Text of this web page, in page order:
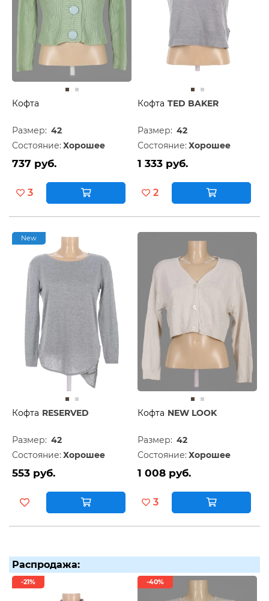
Кофта
Размер: 42
Состояние: Хорошее
737 руб.
3
Кофта TED BAKER
Размер: 42
Состояние: Хорошее
1 333 руб.
2
New
Кофта RESERVED
Размер: 42
Состояние: Хорошее
553 руб.
Кофта NEW LOOK
Размер: 42
Состояние: Хорошее
1 008 руб.
3
Распродажа:
-21% -40%